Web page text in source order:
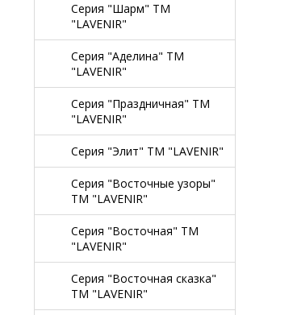
Серия "Шарм" ТМ
"LAVENIR"
Серия "Аделина" TM
"LAVENIR"
Серия "Праздничная" TM
"LAVENIR"
Серия "Элит" TM "LAVENIR"
Серия "Восточные узоры"
TM "LAVENIR"
Серия "Восточная" TM
"LAVENIR"
Серия "Восточная сказка"
TM "LAVENIR"